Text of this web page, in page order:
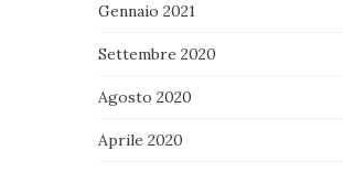
Gennaio 2021
Settembre 2020
Agosto 2020
Aprile 2020